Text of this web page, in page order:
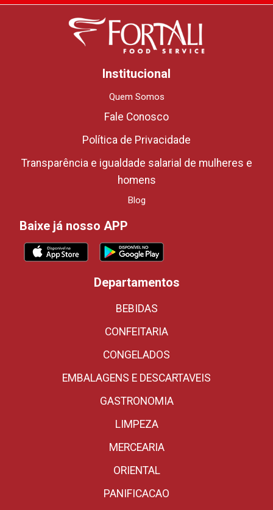
Institucional
Quem Somos
Fale Conosco
Política de Privacidade
Transparência e igualdade salarial de mulheres e
homens
Blog
Baixe já nosso APP
Departamentos
BEBIDAS
CONFEITARIA
CONGELADOS
EMBALAGENS E DESCARTAVEIS
GASTRONOMIA
LIMPEZA
MERCEARIA
ORIENTAL
PANIFICACAO